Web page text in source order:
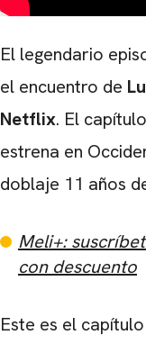
El legendario
el encuentro de
Netflix. El
estrena en
doblaje 11 años
Meli+:
con descuento
Este es el